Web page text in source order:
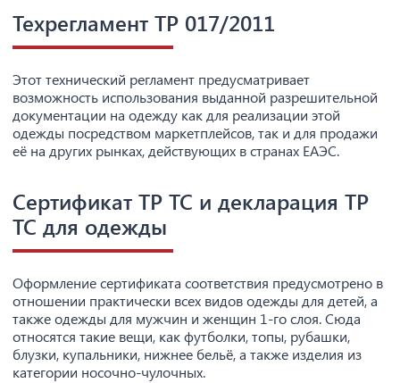
Техрегламент TP 017/2011
Этот технический регламент предусматривает
возможность использования выданной разрешительной
документации на одежду как для реализации этой
одежды посредством маркетплейсов, так и для продажи
её на других рынках, действующих в странах ЕАЭС.
Сертификат ТР ТС и декларация ТР
ТС для одежды
Оформление сертификата соответствия предусмотрено в
отношении практически всех видов одежды для детей, а
также одежды для мужчин и женщин 1-го слоя. Сюда
относятся такие вещи, как футболки, топы, рубашки,
блузки, купальники, нижнее бельё, а также изделия из
категории носочно-чулочных.